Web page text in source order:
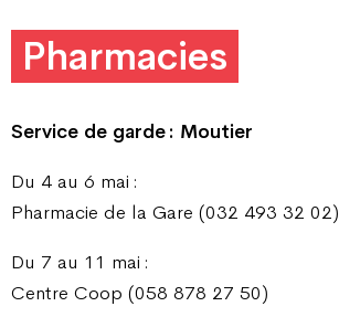
Pharmacies
Service de garde : Moutier
Du 4 au 6 mai :
Pharmacie de la Gare (032 493 32 02)
Du 7 au 11 mai :
Centre Coop (058 878 27 50)